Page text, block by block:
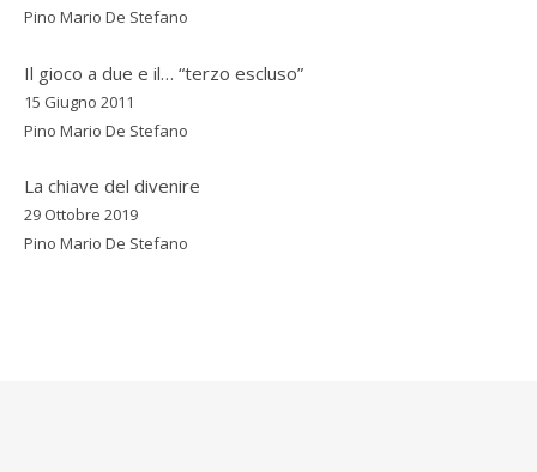
Pino Mario De Stefano
Il gioco a due e il… “terzo escluso”
15 Giugno 2011
Pino Mario De Stefano
La chiave del divenire
29 Ottobre 2019
Pino Mario De Stefano